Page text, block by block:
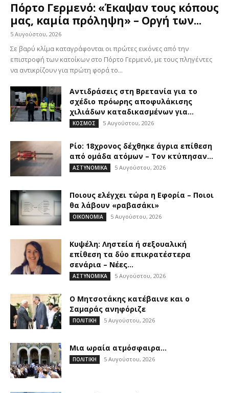
Πόρτο Γερμενό: «Έκαψαν τους κόπους
μας, καμία πρόληψη» – Οργή των...
5 Αυγούστου, 2026
Σε βαρύ κλίμα καταγράφονται οι πρώτες εικόνες από την
επιστροφή των κατοίκων στο Πόρτο Γερμενό, με τους πληγέντες
να αντικρίζουν για πρώτη φορά το...
Αντιδράσεις στη Βρετανία για το
σχέδιο πρόωρης αποφυλάκισης
χιλιάδων καταδικασμένων για...
ΚΟΣΜΟΣ 5 Αυγούστου, 2026
Ρίο: 18χρονος δέχθηκε άγρια επίθεση
από ομάδα ατόμων – Τον κτύπησαν...
ΑΣΤΥΝΟΜΙΚΑ 5 Αυγούστου, 2026
Ποιους ελέγχει τώρα η Εφορία – Ποιοι
θα λάβουν «ραβασάκι»
ΟΙΚΟΝΟΜΙΑ 5 Αυγούστου, 2026
Κυψέλη: Ληστεία ή σεξουαλική
επίθεση τα δύο επικρατέστερα
σενάρια – Νέες...
ΑΣΤΥΝΟΜΙΚΑ 5 Αυγούστου, 2026
Ο Μητσοτάκης κατέβαινε και ο
Σαμαράς ανηφόριζε
ΠΟΛΙΤΙΚΗ 5 Αυγούστου, 2026
Μια ωραία ατμόσφαιρα…
ΠΟΛΙΤΙΚΗ 5 Αυγούστου, 2026